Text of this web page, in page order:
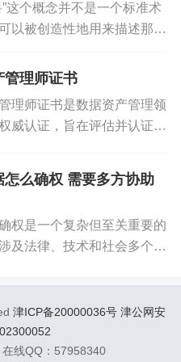
值主要体现在以下几个
析和挖掘，为企业决策
支持。
察，帮助企业更加合理
率。
驱动的产品和服务创
和客户满意度。
管理中不可或缺的一部
”这个概念并不是一个标准术
以被创造性地用来描述那些
具、服务和技术。就像烹饪
作料”可以指代那些使数据...
管理师证书
理师证书是数据资产管理领
威认证，旨在评估并认证个
证书背景与意义在数字化浪
的今天，数据已成为企...
怎么确权 需要多方协助
权是一个复杂但至关重要的
及法律、技术和社会多个层
因素：一、明确数据所有者
验证：通过有效的身份验证
份证号码、生物识别信...
津ICP备20000036号 津公网安
线QQ：57958340